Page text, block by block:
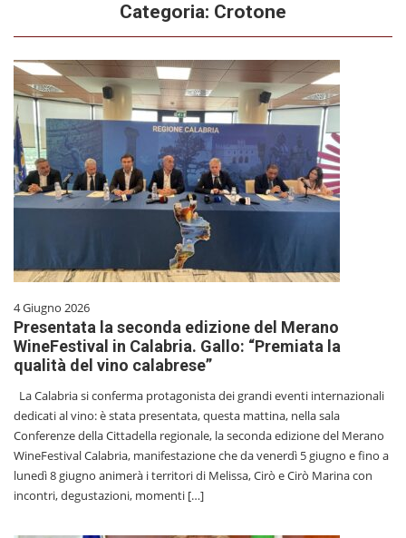
Categoria: Crotone
4 Giugno 2026
Presentata la seconda edizione del Merano
WineFestival in Calabria. Gallo: “Premiata la
qualità del vino calabrese”
La Calabria si conferma protagonista dei grandi eventi internazionali
dedicati al vino: è stata presentata, questa mattina, nella sala
Conferenze della Cittadella regionale, la seconda edizione del Merano
WineFestival Calabria, manifestazione che da venerdì 5 giugno e fino a
lunedì 8 giugno animerà i territori di Melissa, Cirò e Cirò Marina con
incontri, degustazioni, momenti […]